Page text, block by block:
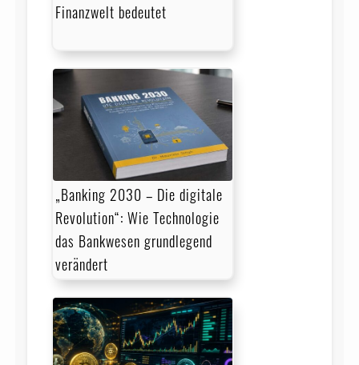
Finanzwelt bedeutet
„Banking 2030 – Die digitale
Revolution“: Wie Technologie
das Bankwesen grundlegend
verändert